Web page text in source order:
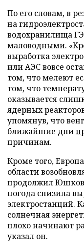
По его словам, в
на
водохранилища
маловодными.
выработка
или АЭС вовсе
том, что мелеют
том, что
оказывается
ядерных
упомянув, что
ближайшие дни
причинам.
Кроме того,
области
продолжил Юшков.
погода снизила
электростанций.
солнечная
плохо начинают
указал он.